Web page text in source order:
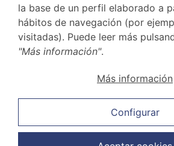
Política de privacidad
la base de un perfil elaborado a
hábitos de navegación (por
visitadas). Puede leer más
"Más información".
Más información
Configurar